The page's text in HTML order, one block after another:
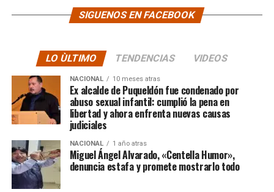
SIGUENOS EN FACEBOOK
LO ÙLTIMO TENDENCIAS VIDEOS
NACIONAL 10 meses atras
Ex alcalde de Puqueldón fue condenado por
abuso sexual infantil: cumplió la pena en
libertad y ahora enfrenta nuevas causas
judiciales
NACIONAL 1 año atras
Miguel Ángel Alvarado, «Centella Humor»,
denuncia estafa y promete mostrarlo todo